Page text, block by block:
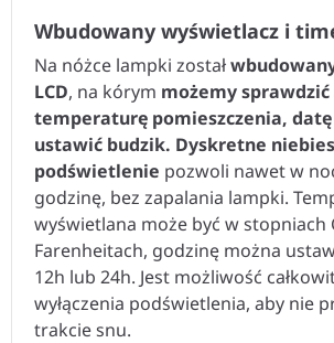
Wbudowany wyświetlacz i
Na nóżce lampki został
LCD, na kórym możemy
temperaturę pomieszczenia,
ustawić budzik. Dyskretne
podświetlenie pozwoli nawet w
godzinę, bez zapalania lampki.
wyświetlana może być w stopniach
Farenheitach, godzinę można
12h lub 24h. Jest możliwość
wyłączenia podświetlenia, aby nie
trakcie snu.